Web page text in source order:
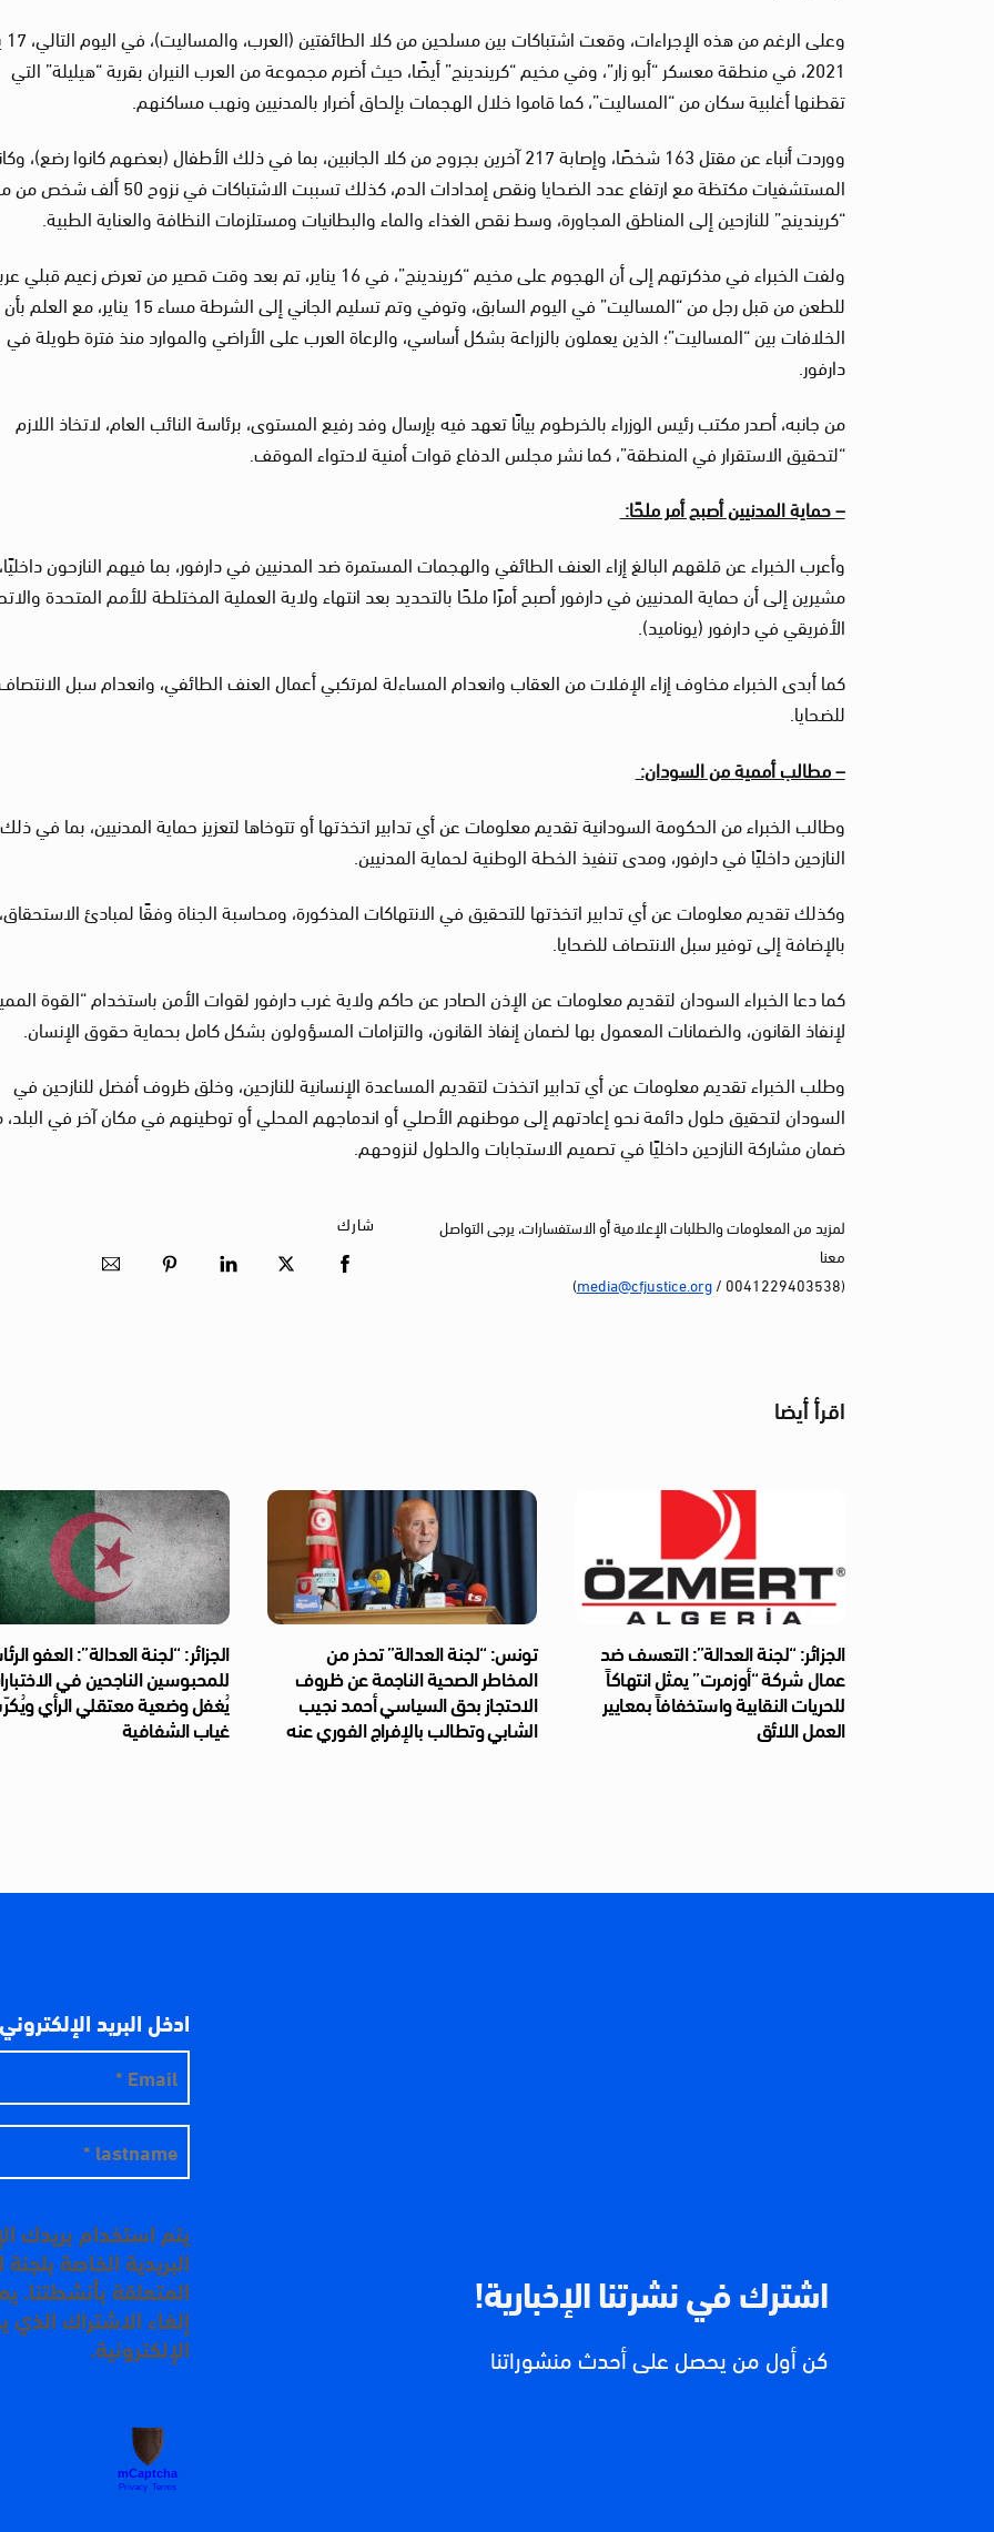
وعلى
2021، في منطقة معسكر “أبو زار”، وفي مخيم “كريندينج” أيضًا، حيث أضرم مجموعة من العرب النيران بقرية “هيليلة” التي
تقطنها أغلبية سكان من “المساليت”، كما قاموا خلال الهجمات بإلحاق أضرار بالمدنيين ونهب مساكنهم.
ووردت أنباء عن مقتل 163 شخصًا، وإصابة 217 آخرين بجروح من كلا الجانبين، بما في ذلك الأطفال (بعضهم كانوا رضع)،
المستشفيات مكتظة مع ارتفاع عدد الضحايا ونقص إمدادات الدم، كذلك تسببت الاشتباكات
“كريندينج” للنازحين إلى المناطق المجاورة، وسط نقص الغذاء والماء والبطانيات ومستلزمات النظافة والعناية الطبية.
ولفت الخبراء في مذكرتهم إلى أن الهجوم على مخيم “كريندينج”، في 16 يناير، تم بعد وقت قصير من تعرض زعيم
للطعن من قبل رجل من “المساليت” في اليوم السابق، وتوفي وتم تسليم الجاني إلى الشرطة مساء 15 يناير، مع العلم بأن
الخلافات بين “المساليت”؛ الذين يعملون بالزراعة بشكل أساسي، والرعاة العرب على الأراضي والموارد منذ فترة طويلة في
دارفور.
من جانبه، أصدر مكتب رئيس الوزراء بالخرطوم بيانًا تعهد فيه بإرسال وفد رفيع المستوى، برئاسة النائب العام، لاتخاذ اللازم
“لتحقيق الاستقرار في المنطقة”، كما نشر مجلس الدفاع قوات أمنية لاحتواء الموقف.
– حماية المدنيين أصبح أمر ملحًا:
وأعرب الخبراء عن قلقهم البالغ إزاء العنف الطائفي والهجمات المستمرة ضد المدنيين في دارفور، بما فيهم النازحون
مشيرين إلى أن حماية المدنيين في دارفور أصبح أمرًا ملحًا بالتحديد بعد انتهاء ولاية العملية المختلطة للأمم المتحدة
الأفريقي في دارفور (يوناميد).
كما أبدى الخبراء مخاوف إزاء الإفلات من العقاب وانعدام المساءلة لمرتكبي أعمال العنف الطائفي، وانعدام سبل
للضحايا.
– مطالب أممية من السودان:
وطالب الخبراء من الحكومة السودانية تقديم معلومات عن أي تدابير اتخذتها أو تتوخاها لتعزيز حماية المدنيين، بما في ذلك
النازحين داخليًا في دارفور، ومدى تنفيذ الخطة الوطنية لحماية المدنيين.
وكذلك تقديم معلومات عن أي تدابير اتخذتها للتحقيق في الانتهاكات المذكورة، ومحاسبة الجناة وفقًا لمبادئ
بالإضافة إلى توفير سبل الانتصاف للضحايا.
كما دعا الخبراء السودان لتقديم معلومات عن الإذن الصادر عن حاكم ولاية غرب دارفور لقوات الأمن باستخدام “القوة
لإنفاذ القانون، والضمانات المعمول بها لضمان إنفاذ القانون، والتزامات المسؤولون بشكل كامل بحماية حقوق الإنسان.
وطلب الخبراء تقديم معلومات عن أي تدابير اتخذت لتقديم المساعدة الإنسانية للنازحين، وخلق ظروف أفضل للنازحين في
السودان لتحقيق حلول دائمة نحو إعادتهم إلى موطنهم الأصلي أو اندماجهم المحلي أو توطينهم في مكان آخر في
ضمان مشاركة النازحين داخليًا في تصميم الاستجابات والحلول لنزوحهم.
لمزيد من المعلومات والطلبات الإعلامية أو الاستفسارات، يرجى التواصل
معنا
(0041229403538 /
media@cfjustice.org
)
شارك
اقرأ أيضا
الجزائر: “لجنة العدالة”: التعسف ضد
عمال شركة “أوزمرت” يمثل انتهاكاً
للحريات النقابية واستخفافاً بمعايير
العمل اللائق
تونس: “لجنة العدالة” تحذر من
المخاطر الصحية الناجمة عن ظروف
الاحتجاز بحق السياسي أحمد نجيب
الشابي وتطالب بالإفراج الفوري عنه
الجزائر: “لجنة العدالة”: العفو
للمحبوسين الناجحين في
يُغفل وضعية معتقلي الرأي
غياب الشفافية
اشترك في نشرتنا الإخبارية!
كن أول من يحصل على أحدث منشوراتنا
ادخل البريد الإلكتروني
يتم استخدام بريدك
البريدية الخاصة
المتعلقة
إلغاء الاشتراك
الإلكترونية.